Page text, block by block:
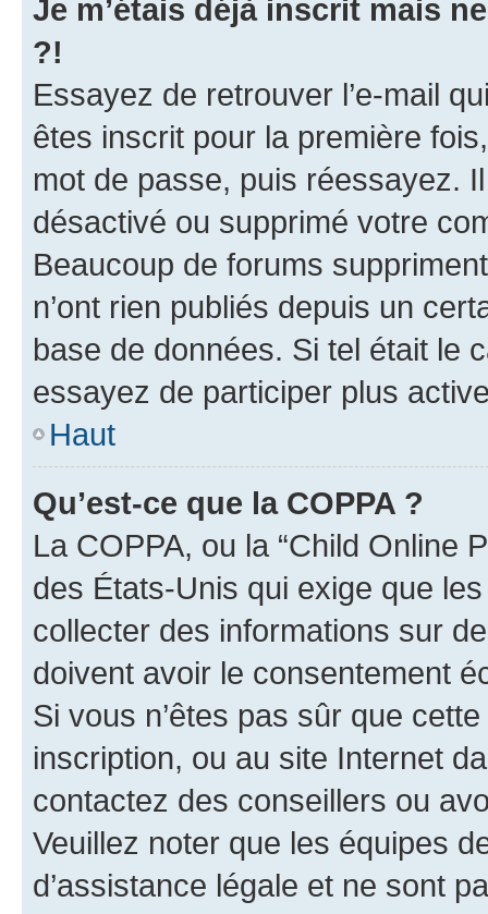
Je m’étais déjà inscrit mais
?!
Essayez de retrouver l’e-mail
êtes inscrit pour la première
mot de passe, puis réessayez.
désactivé ou supprimé votre
Beaucoup de forums
n’ont rien publiés depuis un
base de données. Si tel était le
essayez de participer plus
Haut
Qu’est-ce que la COPPA ?
La COPPA, ou la “Child Online
des États-Unis qui exige que
collecter des informations sur
doivent avoir le consentement
Si vous n’êtes pas sûr que
inscription, ou au site Internet
contactez des conseillers ou
Veuillez noter que les équipes
d’assistance légale et ne sont